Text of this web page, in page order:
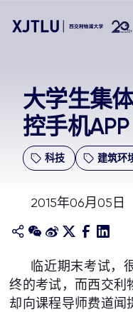
招生
科研
学院
关于我们
大学生集
控手机APP
科技 建筑环
2015年06月05日
临近期末考试，
终的考试，而西交利
却向课程导师费道闻